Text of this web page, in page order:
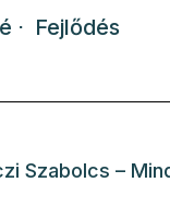
⋅ Fejlődés
Szabolcs –